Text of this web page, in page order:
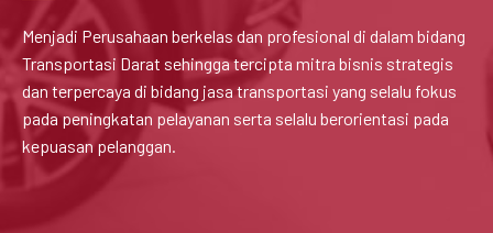
Menjadi Perusahaan berkelas dan profesional di dalam bidang
Transportasi Darat sehingga tercipta mitra bisnis strategis
dan terpercaya di bidang jasa transportasi yang selalu fokus
pada peningkatan pelayanan serta selalu berorientasi pada
kepuasan pelanggan.